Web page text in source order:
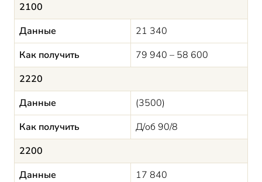
2100
Данные
21 340
Как получить
79 940 – 58 600
2220
Данные
(3500)
Как получить
Д/об 90/8
2200
Данные
17 840